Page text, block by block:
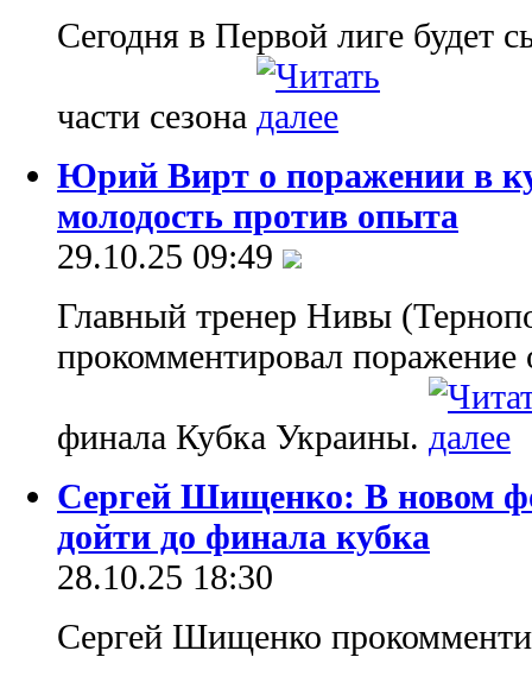
Сегодня в Первой лиге будет
части сезона
Юрий Вирт о поражении в
молодость против опыта
29.10.25 09:49
Главный тренер Нивы
прокомментировал поражение
финала Кубка Украины.
Сергей Шищенко: В новом
дойти до финала кубка
28.10.25 18:30
Сергей Шищенко